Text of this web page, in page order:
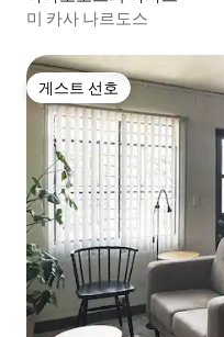
미 카사 나르도스
게스트 선호
게스트 선호